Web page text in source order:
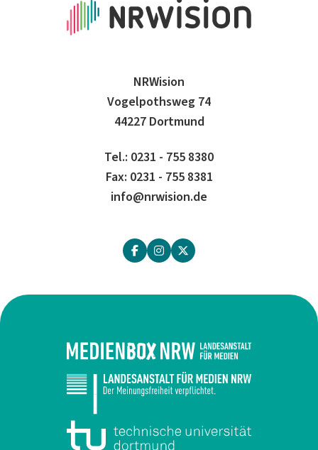
NRWision
Vogelpothsweg 74
44227 Dortmund
Tel.: 0231 - 755 8380
Fax: 0231 - 755 8381
info@nrwision.de